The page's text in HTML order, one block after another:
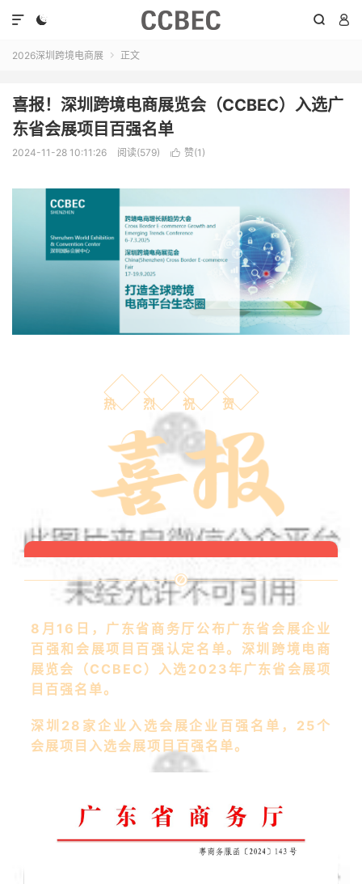
  

2026深圳跨境电商展  正文
喜报！深圳跨境电商展览会（CCBEC）入选广
东省会展项目百强名单
2024-11-28 10:11:26 阅读(579)  赞(1 )
热 烈 祝 贺
8月16日，广东省商务厅公布广东省会展企业
百强和会展项目百强认定名单。深圳跨境电商
展览会（CCBEC）入选2023年广东省会展项
目百强名单。
深圳28家企业入选会展企业百强名单，25个
会展项目入选会展项目百强名单。